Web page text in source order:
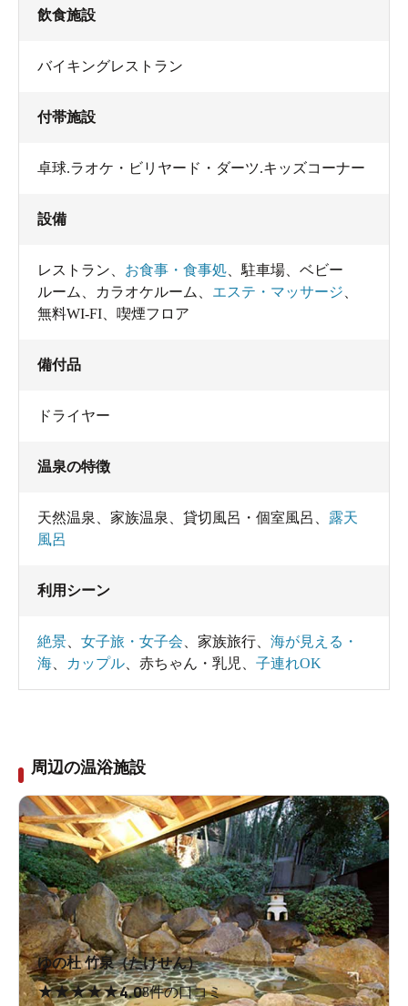
飲食施設
バイキングレストラン
付帯施設
卓球.ラオケ・ビリヤード・ダーツ.キッズコーナー
設備
レストラン お食事・食事処 駐車場
ベビー
ルーム
カラオケルーム エステ・マッサージ
無料WI-FI
喫煙フロア
備付品
ドライヤー
温泉の特徴
天然温泉 家族温泉 貸切風呂・個室風呂
露天
風呂
利用シーン
絶景 女子旅・女子会 家族旅行
海が見える・
海
カップル 赤ちゃん・乳児 子連れOK
周辺の温浴施設
ゆの杜 竹泉（たけせん）
★★★★★4.08件の口コミ